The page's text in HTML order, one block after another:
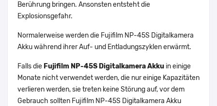
Berührung bringen. Ansonsten entsteht die
Explosionsgefahr.
Normalerweise werden die Fujifilm NP-45S Digitalkamera
Akku während ihrer Auf- und Entladungszyklen erwärmt.
Falls die Fujifilm NP-45S Digitalkamera Akku in einige
Monate nicht verwendet werden, die nur einige Kapazitäten
verlieren werden, sie treten keine Störung auf, vor dem
Gebrauch sollten Fujifilm NP-45S Digitalkamera Akku